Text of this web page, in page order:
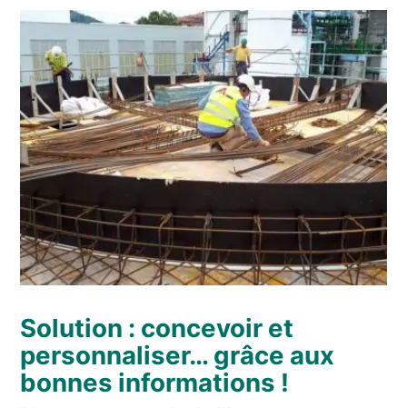
Solution : concevoir et
personnaliser… grâce aux
bonnes informations !